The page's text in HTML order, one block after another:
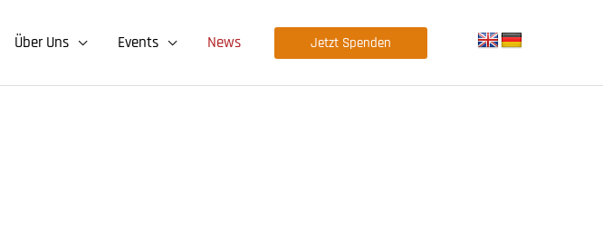
Über Uns Events News Jetzt Spenden